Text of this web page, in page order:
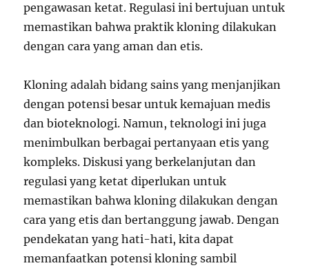
pengawasan ketat. Regulasi ini bertujuan untuk
memastikan bahwa praktik kloning dilakukan
dengan cara yang aman dan etis.
Kloning adalah bidang sains yang menjanjikan
dengan potensi besar untuk kemajuan medis
dan bioteknologi. Namun, teknologi ini juga
menimbulkan berbagai pertanyaan etis yang
kompleks. Diskusi yang berkelanjutan dan
regulasi yang ketat diperlukan untuk
memastikan bahwa kloning dilakukan dengan
cara yang etis dan bertanggung jawab. Dengan
pendekatan yang hati-hati, kita dapat
memanfaatkan potensi kloning sambil